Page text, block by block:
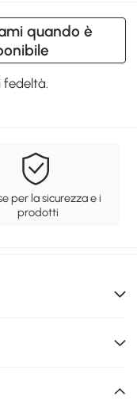
quando è
per la sicurezza e i
prodotti